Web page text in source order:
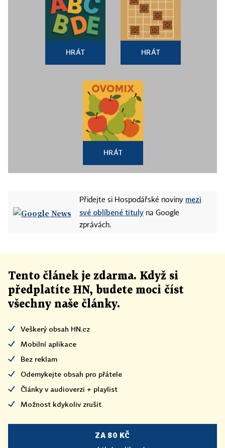
HRÁT HRÁT
HRÁT
Přidejte si Hospodářské noviny mezi
své oblíbené tituly na Google
zprávách.
Tento článek je zdarma. Když si
předplatíte HN, budete moci číst
všechny naše články.
Veškerý obsah HN.cz
Mobilní aplikace
Bez reklam
Odemykejte obsah pro přátele
Články v audioverzi + playlist
Možnost kdykoliv zrušit
ZA 80 KČ